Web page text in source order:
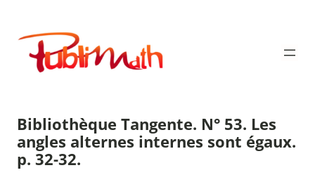
contenu
Publimath
Bibliothèque Tangente. N° 53. Les
angles alternes internes sont égaux.
p. 32-32.